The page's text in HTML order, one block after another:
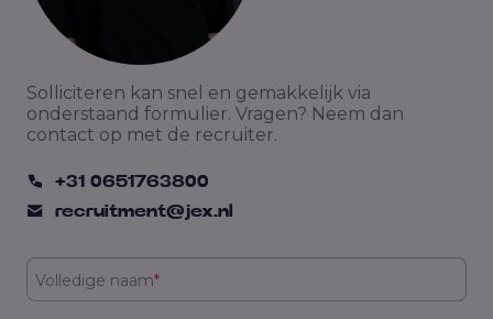
Solliciteren kan snel en gemakkelijk via
onderstaand formulier. Vragen? Neem dan
contact op met de recruiter.
+31 0651763800
recruitment@jex.nl
Volledige naam*